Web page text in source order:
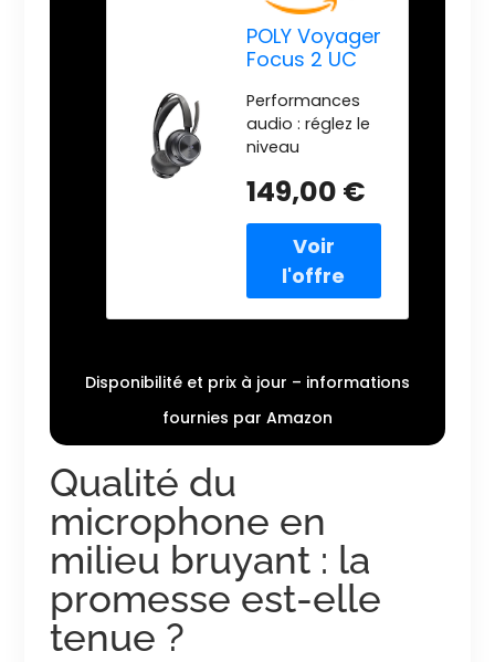
POLY Voyager
Focus 2 UC
pour PC/GSM
Performances
audio : réglez le
niveau
bruit selon vos
grâce aux trois
options de la
technologie
active du
élevée, faible et
désactivée.
technologie
avancée
d'annulation du
bruit
multimicrophone
149,00 €
Disponibilité et prix à jour – informations
fournies par Amazon
Qualité du
microphone en
milieu bruyant : la
promesse est-elle
tenue ?